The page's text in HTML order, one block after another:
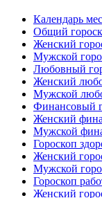
Календарь
Общий
Женский
Мужской
Любовный
Женский
Мужской
Финансовый
Женский
Мужской
Гороскоп
Женский
Мужской
Гороскоп
Женский